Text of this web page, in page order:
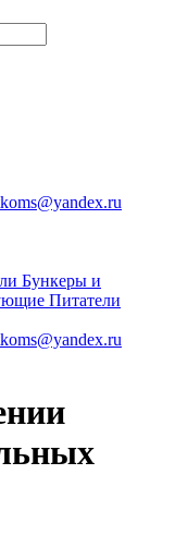
Бункеры и
Питатели